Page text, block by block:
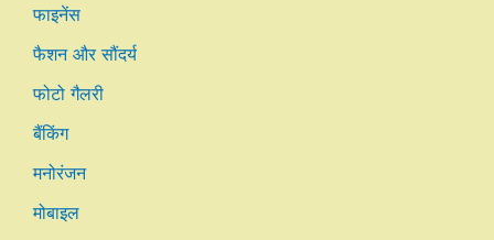
फाइनेंस
फैशन और सौंदर्य
फोटो गैलरी
बैंकिंग
मनोरंजन
मोबाइल